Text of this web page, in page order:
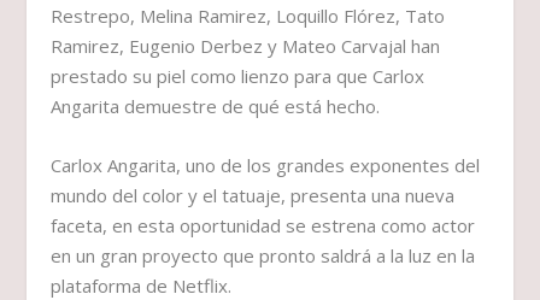
Restrepo, Melina Ramirez, Loquillo Flórez, Tato
Ramirez, Eugenio Derbez y Mateo Carvajal han
prestado su piel como lienzo para que Carlox
Angarita demuestre de qué está hecho.
Carlox Angarita, uno de los grandes exponentes del
mundo del color y el tatuaje, presenta una nueva
faceta, en esta oportunidad se estrena como actor
en un gran proyecto que pronto saldrá a la luz en la
plataforma de Netflix.